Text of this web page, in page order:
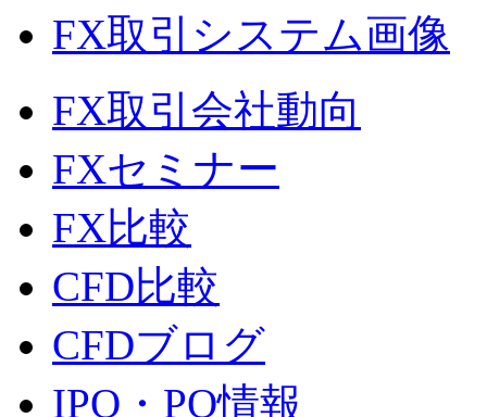
FX取引システム画像
FX取引会社動向
FXセミナー
FX比較
CFD比較
CFDブログ
IPO・PO情報